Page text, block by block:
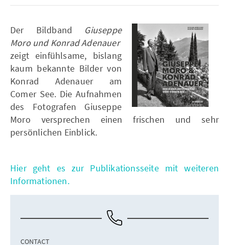
Der Bildband Giuseppe
Moro und Konrad Adenauer
zeigt einfühlsame, bislang
kaum bekannte Bilder von
Konrad Adenauer am
Comer See. Die Aufnahmen
des Fotografen Giuseppe
Moro versprechen einen frischen und sehr
persönlichen Einblick.
Hier geht es zur Publikationsseite mit weiteren
Informationen.
CONTACT